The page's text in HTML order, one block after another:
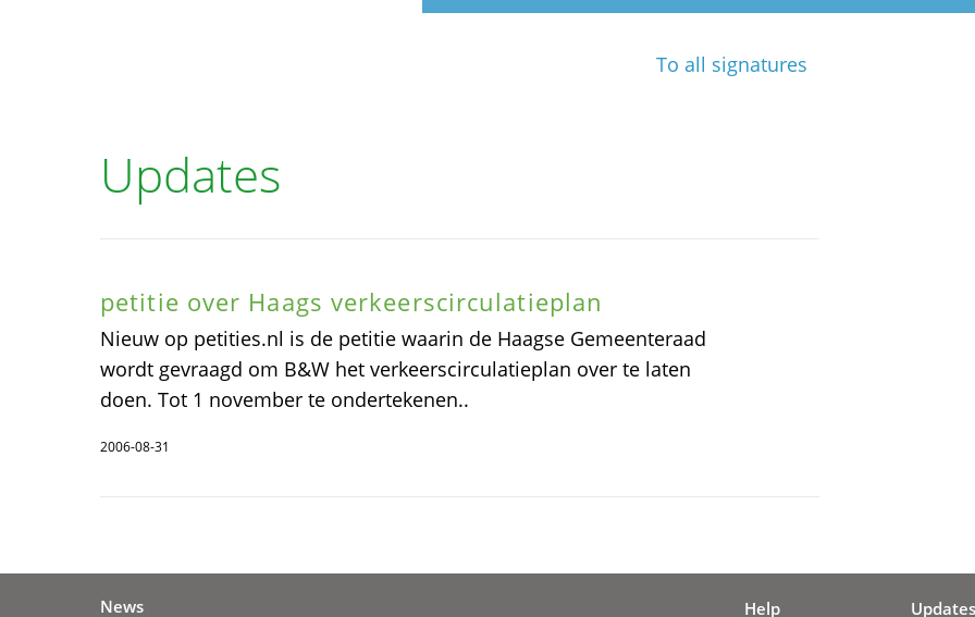
To all signatures
Updates
petitie over Haags verkeerscirculatieplan
Nieuw op petities.nl is de petitie waarin de Haagse Gemeenteraad
wordt gevraagd om B&W het verkeerscirculatieplan over te laten
doen. Tot 1 november te ondertekenen..
2006-08-31
News Help Updates